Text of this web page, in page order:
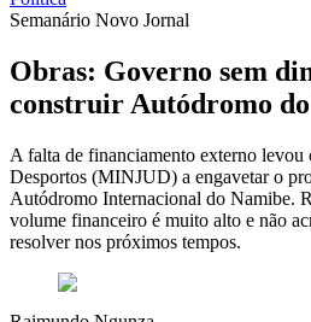
Semanário Novo Jornal
Obras: Governo sem
construir Autódromo
A falta de financiamento externo
Desportos (MINJUD) a engavetar o
Autódromo Internacional do Namibe.
volume financeiro é muito alto e não
resolver nos próximos tempos.